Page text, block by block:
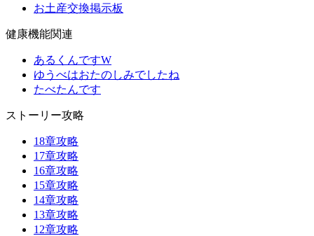
お土産交換掲示板
健康機能関連
あるくんですW
ゆうべはおたのしみでしたね
たべたんです
ストーリー攻略
18章攻略
17章攻略
16章攻略
15章攻略
14章攻略
13章攻略
12章攻略